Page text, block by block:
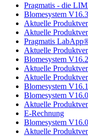
Pragmatis - die
Blomesystem
Aktuelle
Aktuelle
Pragmatis
Aktuelle
Blomesystem
Aktuelle
Aktuelle
Blomesystem
Blomesystem
Aktuelle
E-Rechnung
Blomesystem
Aktuelle